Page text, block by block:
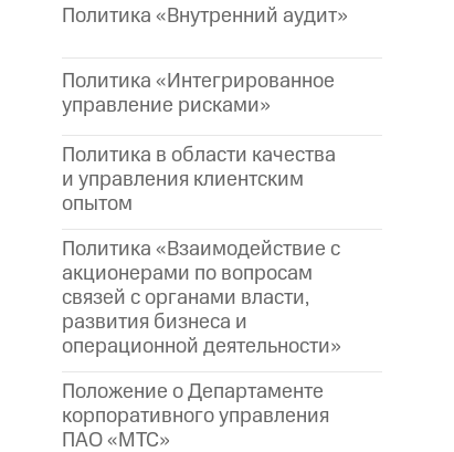
Политика «Внутренний аудит»
Политика «Интегрированное
управление рисками»
Политика в области качества
и управления клиентским
опытом
Политика «Взаимодействие с
акционерами по вопросам
связей с органами власти,
развития бизнеса и
операционной деятельности»
Положение о Департаменте
корпоративного управления
ПАО «МТС»